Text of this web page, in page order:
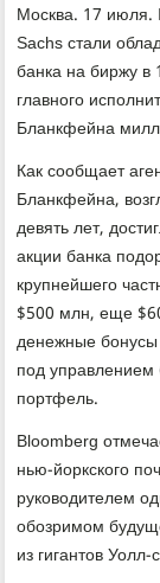
Москва. 17 июля.
Sachs стали
банка на биржу в
главного
Бланкфейна
Как сообщает
Бланкфейна,
девять лет,
акции банка
крупнейшего
$500 млн, еще
денежные
под
портфель.
Bloomberg
нью-йоркского
руководителем
обозримом
из гигантов